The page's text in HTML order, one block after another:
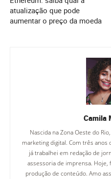
atualização que pode
aumentar o preço da moeda
Camila
Nascida na Zona Oeste do
marketing digital. Com três anos
já trabalhei em redação de
assessoria de imprensa. Hoje,
produção de conteúdo. Amo